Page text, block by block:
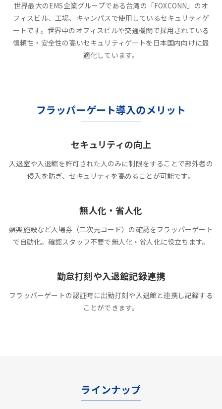
世界最大のEMS企業グループである台湾の「FOXCONN」のオ
フィスビル、工場、キャンパスで使用しているセキュリティゲ
ートです。世界中のオフィスビルや交通機関で採用されている
信頼性・安全性の高いセキュリティゲートを日本国内向けに最
適化しています。
フラッパーゲート導入のメリット
セキュリティの向上
入退室や入退館を許可された人のみに制限をすることで部外者の
侵入を防ぎ、セキュリティを高めることが可能です。
無人化・省人化
娯楽施設など入場券（二次元コード）の確認をフラッパーゲート
で自動化。確認スタッフ不要で無人化・省人化に役立ちます。
勤怠打刻や入退館記録連携
フラッパーゲートの認証時に出勤打刻や入退館と連携し記録する
ことができます。
ラインナップ